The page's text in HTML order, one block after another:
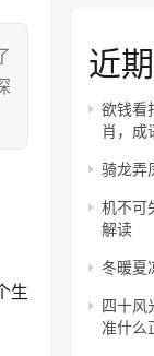
生
近
欲钱看
肖，成
骑龙弄
机不可
解读
冬暖夏
四十风
准什么